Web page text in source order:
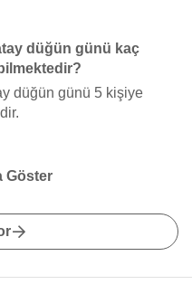
düğün günü kaç
düğün günü 5 kişiye
Göster